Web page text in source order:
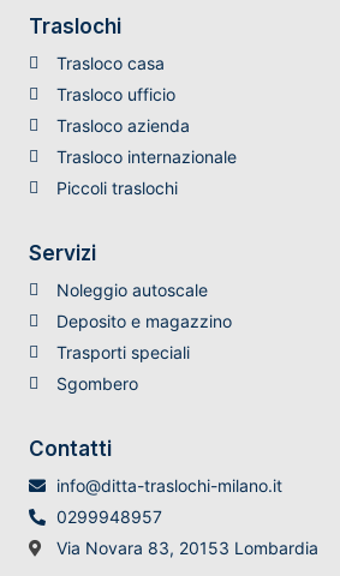
Traslochi
Trasloco casa
Trasloco ufficio
Trasloco azienda
Trasloco internazionale
Piccoli traslochi
Servizi
Noleggio autoscale
Deposito e magazzino
Trasporti speciali
Sgombero
Contatti
info@ditta-traslochi-milano.it
0299948957
Via Novara 83, 20153 Lombardia